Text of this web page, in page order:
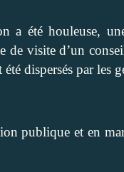
a été houleuse,
de visite d’un
dispersés par les
publique et en